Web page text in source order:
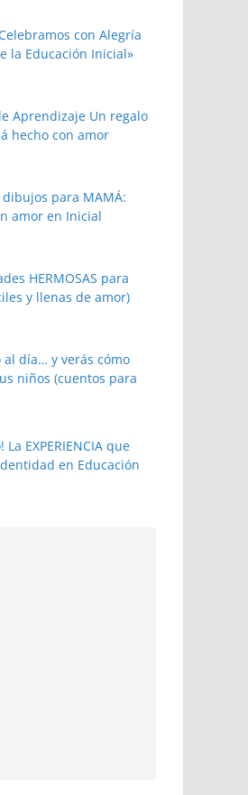
con Alegría
la Educación Inicial»
Aprendizaje Un regalo
hecho con amor
dibujos para MAMÁ:
amor en Inicial
HERMOSAS para
y llenas de amor)
al día… y verás cómo
niños(cuentos para
La EXPERIENCIA que
en Educación